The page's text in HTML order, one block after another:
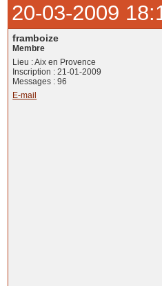
20-03-2009
framboize
Membre
Lieu : Aix en Provence
Inscription : 21-01-2009
Messages : 96
E-mail